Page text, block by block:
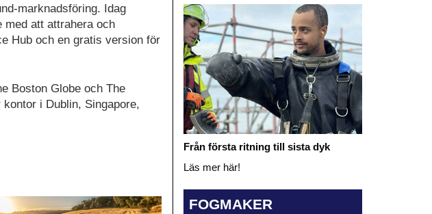
marknadsföring. Idag
med att attrahera och
Hub och en gratis version för
Boston Globe och The
i Dublin, Singapore,
Från första ritning till sista dyk
Läs mer här!
FOGMAKER